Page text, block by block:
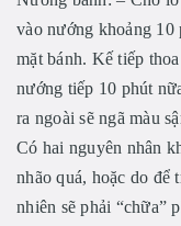
vào nướng khoảng 10
mặt bánh. Kế tiếp
nướng tiếp 10 phút
ra ngoài sẽ ngã màu
Có hai nguyên nhân
nhão quá, hoặc do để
nhiên sẽ phải “chữa”